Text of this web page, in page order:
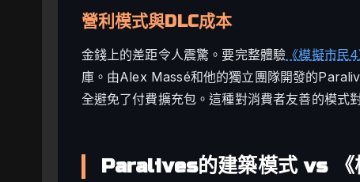
營利模式與DLC成本
金錢上的差距令人震驚。要完整體驗 《模擬市民4
庫。由Alex Massé和他的獨立團隊開發的
全避免了付費擴充包。這種對消費者友善的模式
Paralives的建築模式 vs 《